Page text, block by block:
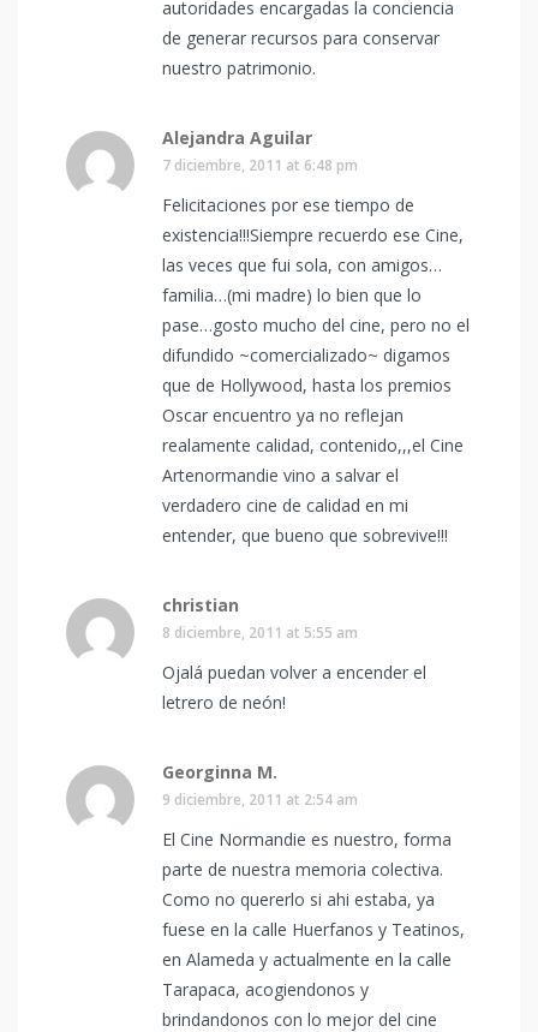
autoridades encargadas la conciencia
de generar recursos para conservar
nuestro patrimonio.
Alejandra Aguilar
7 diciembre, 2011 at 6:48 pm
Felicitaciones por ese tiempo de
existencia!!!Siempre recuerdo ese Cine,
las veces que fui sola, con amigos…
familia…(mi madre) lo bien que lo
pase…gosto mucho del cine, pero no el
difundido ~comercializado~ digamos
que de Hollywood, hasta los premios
Oscar encuentro ya no reflejan
realamente calidad, contenido,,,el Cine
Artenormandie vino a salvar el
verdadero cine de calidad en mi
entender, que bueno que sobrevive!!!
christian
8 diciembre, 2011 at 5:55 am
Ojalá puedan volver a encender el
letrero de neón!
Georginna M.
9 diciembre, 2011 at 2:54 am
El Cine Normandie es nuestro, forma
parte de nuestra memoria colectiva.
Como no quererlo si ahi estaba, ya
fuese en la calle Huerfanos y Teatinos,
en Alameda y actualmente en la calle
Tarapaca, acogiendonos y
brindandonos con lo mejor del cine